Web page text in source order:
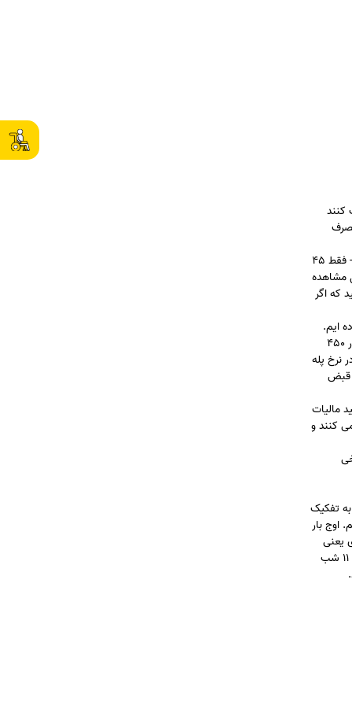
کنند
۱۰۰ کیلو وات ساعت مصرف
حتماً با خود می گویید چقدر خوب که هزینه برق مصرفی یک لامپ ۱۰۰ وات رشته ای در ۱۰ ساعت روشن بودن - که جمعاً می شود یک کیلو وات ساعت - فقط 45
مشاهده
سوم می بینید که اگر
برق مصرف کرده ایم.
که چون در طی 58 روز مصرف شده است. پس تعرفه ما طبق سطر اول جدول پلکانی حساب می شود. یعنی باید صدکیلو وات اول با نرخ پله اول یعنی در 450
ضرب می کنیم که می شود52500 و مابقی 71.03 کیلو وات در نرخ پله
در قبض
مالیات
(353124 ریال) با آبونمان جمع می کنند و
تفکیک
اوج بار
یعنی
یک حالت نرمال، که نه در این بازه مصرف برق بالاست و نه خیلی پایین. کم باری هم زمانی ست که کمترین استفاده از برق صورت می گیرد، مثلاً ساعت ۱۱ شب